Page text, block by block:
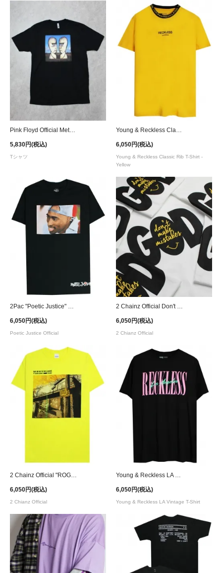
Pink Floyd Official Metal Division Bell T-Shirt
5,830円(税込)
Tシャツ
6,050円(税込)
Young & Reckless Classic Rib T-Shirt -
Yellow
6,050円(税込)
Poetic Justice Official
6,050円(税込)
2 Chianz Official
6,050円(税込)
2 Chianz Official
6,050円(税込)
Young & Reckless LA Vintage T-Shirt